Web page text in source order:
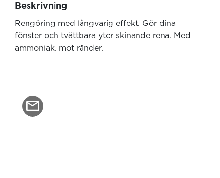
Beskrivning
Rengöring med långvarig effekt. Gör dina
fönster och tvättbara ytor skinande rena. Med
ammoniak, mot ränder.